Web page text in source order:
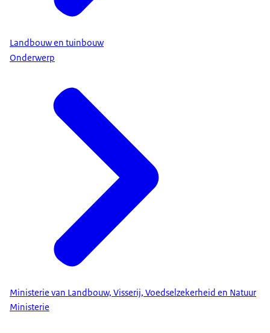
Landbouw en tuinbouw
Onderwerp
Ministerie van Landbouw, Visserij, Voedselzekerheid en Natuur
Ministerie